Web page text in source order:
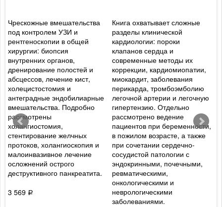
Чрескожные вмешательства
под контролем УЗИ и
рентгеноскопии в общей
хирургии: биопсия
внутренних органов,
дренирование полостей и
абсцессов, лечение кист,
холецистостомия и
антеградные эндобилиарные
вмешательства. Подробно
рассмотрены
холангиостомия,
стентирование желчных
протоков, холангиоскопия и
малоинвазивное лечение
осложнений острого
деструктивного панкреатита.
3 569 Р
Книга охватывает сложные
разделы клинической
кардиологии: пороки
клапанов сердца и
современные методы их
коррекции, кардиомиопатии,
миокардит, заболевания
перикарда, тромбоэмболию
легочной артерии и легочную
гипертензию. Отдельно
рассмотрено ведение
пациентов при беременности,
в пожилом возрасте, а также
при сочетании сердечно-
сосудистой патологии с
эндокринными, почечными,
ревматическими,
онкологическими и
неврологическими
заболеваниями.